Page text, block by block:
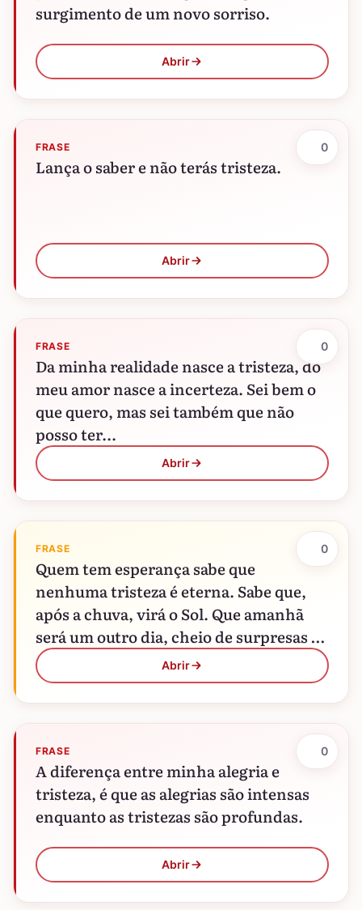
surgimento de um novo sorriso.
Abrir
FRASE
Lança o saber e não terás tristeza.
Abrir
0
FRASE
Da minha realidade nasce a tristeza, do
meu amor nasce a incerteza. Sei bem o
que quero, mas sei também que não
posso ter...
Abrir
0
FRASE
Quem tem esperança sabe que
nenhuma tristeza é eterna. Sabe que,
após a chuva, virá o Sol. Que amanhã
será um outro dia, cheio de surpresas e
de…
Abrir
0
FRASE
A diferença entre minha alegria e
tristeza, é que as alegrias são intensas
enquanto as tristezas são profundas.
Abrir
0